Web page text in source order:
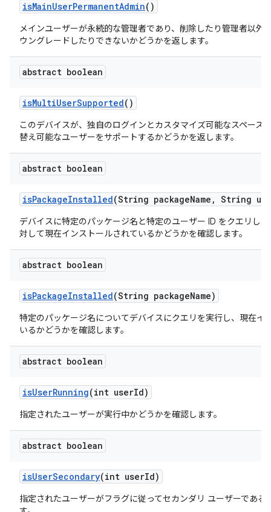
isMainUserPermanentAdmin()
メインユーザーが永続的な管理者であり、削除したり管理者以外
ウングレードしたりできないかどうかを返します。
abstract boolean
isMultiUserSupported()
このデバイスが、独自のログインとカスタマイズ可能なスペース
替え可能なユーザーをサポートするかどうかを返します。
abstract boolean
isPackageInstalled(String packageName , String
デバイスに特定のパッケージ名と特定のユーザー ID をクエリし
対して現在インストールされているかどうかを確認します。
abstract boolean
isPackageInstalled(String packageName)
特定のパッケージ名についてデバイスにクエリを実行し、現在イ
いるかどうかを確認します。
abstract boolean
isUserRunning(int userId)
指定されたユーザーが実行中かどうかを確認します。
abstract boolean
isUserSecondary(int userId)
指定されたユーザーがフラグに従ってセカンダリ ユーザーである